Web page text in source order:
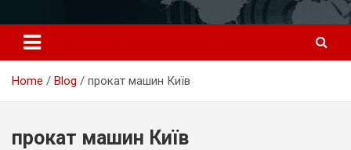
к
содержимому
Home Blog прокат машин Київ
прокат машин Київ